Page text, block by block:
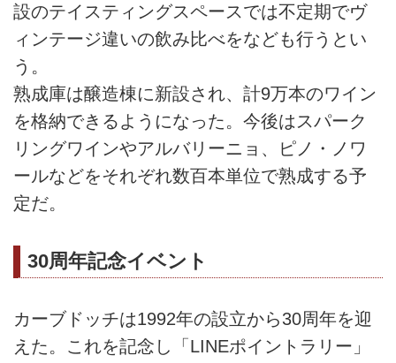
設のテイスティングスペースでは不定期でヴ
ィンテージ違いの飲み比べをなども行うとい
う。
熟成庫は醸造棟に新設され、計9万本のワイン
を格納できるようになった。今後はスパーク
リングワインやアルバリーニョ、ピノ・ノワ
ールなどをそれぞれ数百本単位で熟成する予
定だ。
30周年記念イベント
カーブドッチは1992年の設立から30周年を迎
えた。これを記念し「LINEポイントラリー」